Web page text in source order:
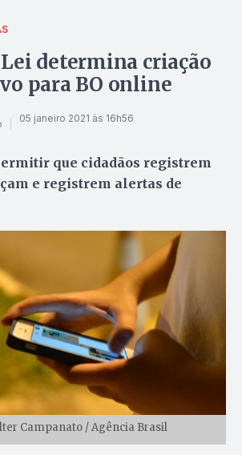
determina criação
para BO online
05 janeiro 2021 às 16h56
que cidadãos registrem
e registrem alertas de
Campanato / Agência Brasil